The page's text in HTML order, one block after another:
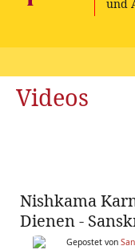
Videos
Nishkama
Dienen -
Gepostet von